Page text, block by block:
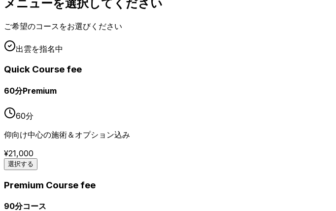
メニューを選択してください
ご希望のコースをお選びください
出雲を指名中
Quick Course fee
60分Premium
60分
仰向け中心の施術＆オプション込み
¥21,000
選択する
Premium Course fee
90分コース